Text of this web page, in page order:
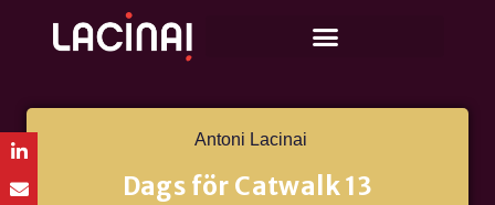
Antoni Lacinai
Dags för Catwalk 13